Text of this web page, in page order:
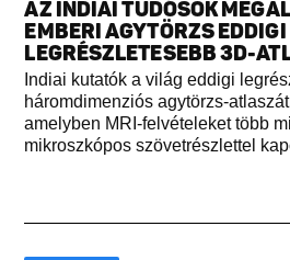
AZ INDIAI TUDÓSOK
EMBERI AGYTÖRZS EDDIGI
LEGRÉSZLETESEBB 3D-
Indiai kutatók a világ eddigi
háromdimenziós agytörzs-
amelyben MRI-felvételeket több
mikroszkópos szövetrészlettel